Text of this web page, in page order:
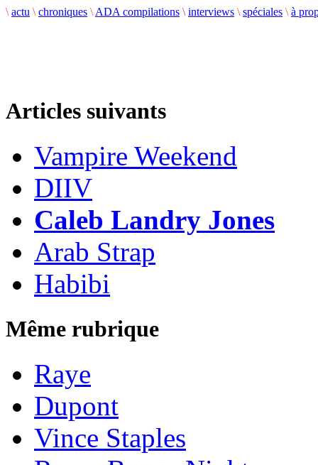
\ actu \ chroniques \ ADA compilations \ interviews \ spéciales \ à
Articles suivants
Vampire Weekend
DIIV
Caleb Landry Jones
Arab Strap
Habibi
Même rubrique
Raye
Dupont
Vince Staples